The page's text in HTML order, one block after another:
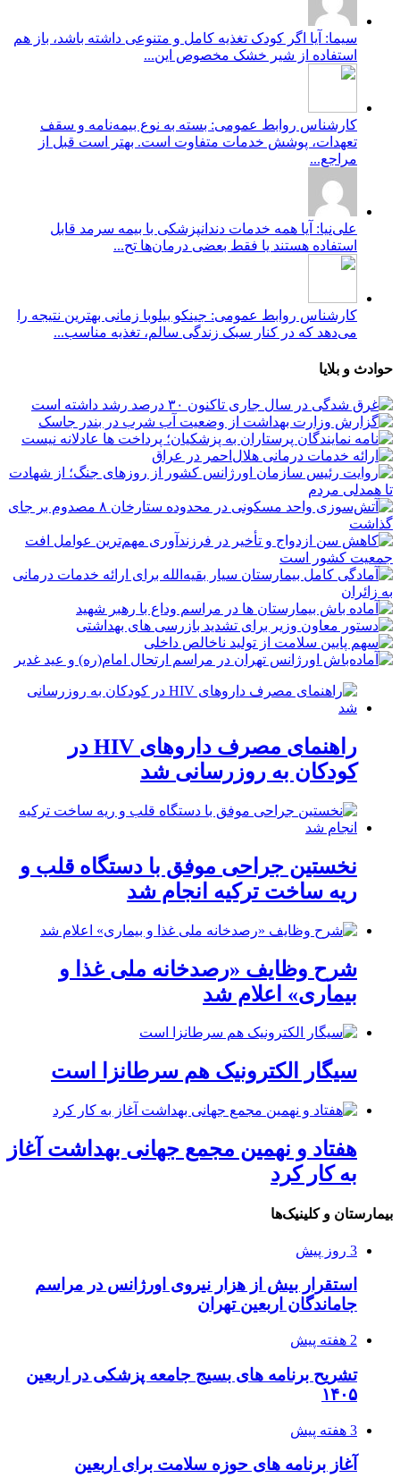
سیما: آیا اگر کودک تغذیه کامل و متنوعی داشته باشد، باز هم
استفاده از شیر خشک مخصوص این...
کارشناس روابط عمومی: بسته به نوع بیمه‌نامه و سقف
تعهدات، پوشش خدمات متفاوت است. بهتر است قبل از
مراجع...
علی‌نیا: آیا همه خدمات دندانپزشکی با بیمه سرمد قابل
استفاده هستند یا فقط بعضی درمان‌ها تح...
کارشناس روابط عمومی: جینکو بیلوبا زمانی بهترین نتیجه را
می‌دهد که در کنار سبک زندگی سالم، تغذیه مناسب...
حوادث و بلایا
راهنمای مصرف داروهای HIV در
کودکان به روزرسانی شد
نخستین جراحی موفق با دستگاه قلب و
ریه ساخت ترکیه انجام شد
شرح وظایف «رصدخانه ملی غذا و
بیماری» اعلام شد
سیگار الکترونیک هم سرطانزا است
هفتاد و نهمین مجمع جهانی بهداشت آغاز
به کار کرد
بیمارستان و کلینیک‌ها
3 روز پیش
استقرار بیش از هزار نیروی اورژانس در مراسم
جاماندگان اربعین تهران
2 هفته پیش
تشریح برنامه های بسیج جامعه پزشکی در اربعین
۱۴۰۵
3 هفته پیش
آغاز برنامه های حوزه سلامت برای اربعین